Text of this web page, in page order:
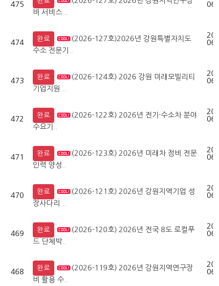
475
비 서비스 ..
474 완료
(2026-127호)2026년 강원특별자치도
수소 전문기..
473 완료
(2026-124호) 2026 강원 미래모빌리티
기업지원 ..
472 완료
(2026-122호) 2026년 전기·수소차 분야
수요기..
471 완료
(2026-123호) 2026년 미래차 정비 전문
인력 양성..
470 완료
(2026-121호) 2026년 강원지역기업 성
장사다리 ..
469 완료
(2026-120호) 2026년 전국 8도 로컬푸
드 단체박..
468 완료
(2026-119호) 2026년 강원지역연구장
비 활용 수..